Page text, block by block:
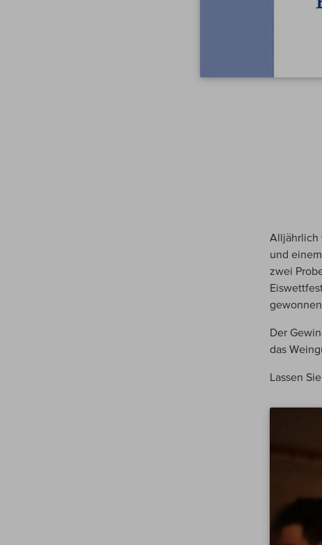
Alljährlich
und
zwei
Der
das
Lassen